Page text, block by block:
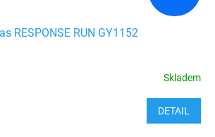
RESPONSE RUN GY1152
Skladem
DETAIL